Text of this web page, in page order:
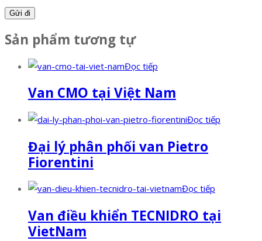
Sản phẩm tương tự
Đọc tiếp
Van CMO tại Việt Nam
Đọc tiếp
Đại lý phân phối van Pietro
Fiorentini
Đọc tiếp
Van điều khiển TECNIDRO tại
VietNam